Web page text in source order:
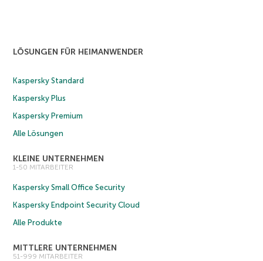
LÖSUNGEN FÜR HEIMANWENDER
Kaspersky Standard
Kaspersky Plus
Kaspersky Premium
Alle Lösungen
KLEINE UNTERNEHMEN
1-50 MITARBEITER
Kaspersky Small Office Security
Kaspersky Endpoint Security Cloud
Alle Produkte
MITTLERE UNTERNEHMEN
51-999 MITARBEITER